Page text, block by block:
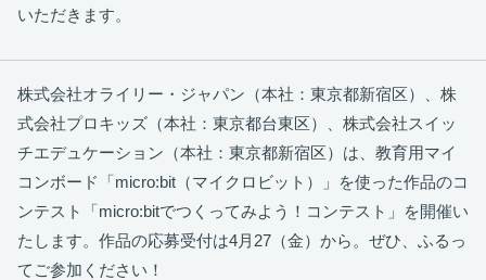
いただきます。
株式会社オライリー・ジャパン（本社：東京都新宿区）、株
式会社プロキッズ（本社：東京都台東区）、株式会社スイッ
チエデュケーション（本社：東京都新宿区）は、教育用マイ
コンボード「micro:bit（マイクロビット）」を使った作品のコ
ンテスト「micro:bitでつくってみよう！コンテスト」を開催い
たします。作品の応募受付は4月27（金）から。ぜひ、ふるっ
てご参加ください！